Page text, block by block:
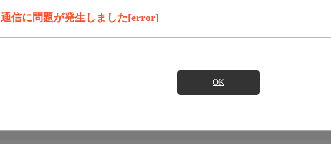
通信に問題が発生しました[error]
OK